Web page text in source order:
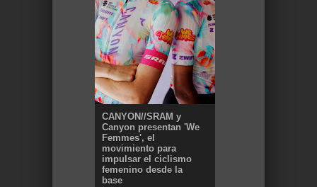
CANYON//SRAM y
Canyon presentan 'We
Femmes', el
movimiento para
impulsar el ciclismo
femenino desde la
base